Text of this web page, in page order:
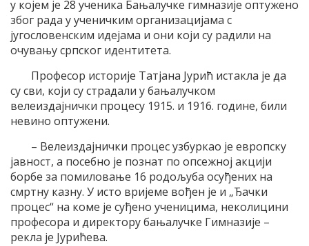
у којем је 28 ученика Бањалучке гимназије оптужено
због рада у ученичким организацијама с
југословенским идејама и они који су радили на
очувању српског идентитета.
Професор историје Татјана Јурић истакла је да
су сви, који су страдали у бањалучком
велеиздајнички процесу 1915. и 1916. године, били
невино оптужени.
– Велеиздајнички процес узбуркао је европску
јавност, а посебно је познат по опсежној акцији
борбе за помиловање 16 родољуба осуђених на
смртну казну. У исто вријеме вођен је и „Ђачки
процес“ на коме је суђено ученицима, неколицини
професора и директору бањалучке Гимназије –
рекла је Јурићева.